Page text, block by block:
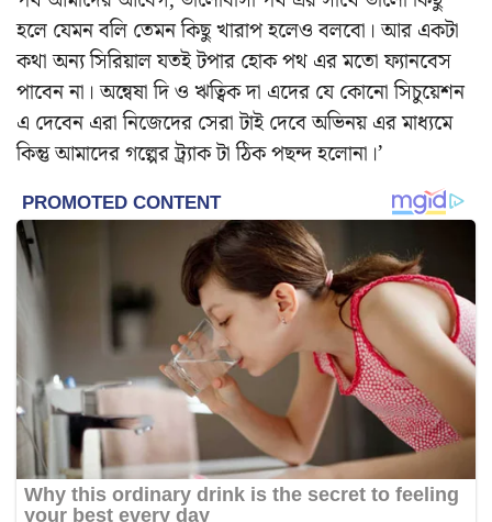
হলে যেমন বলি তেমন কিছু খারাপ হলেও বলবো। আর একটা
কথা অন্য সিরিয়াল যতই টপার হোক পথ এর মতো ফ্যানবেস
পাবেন না। অন্বেষা দি ও ঋত্বিক দা এদের যে কোনো সিচুয়েশন
এ দেবেন এরা নিজেদের সেরা টাই দেবে অভিনয় এর মাধ্যমে
কিন্তু আমাদের গল্পের ট্র্যাক টা ঠিক পছন্দ হলোনা।’